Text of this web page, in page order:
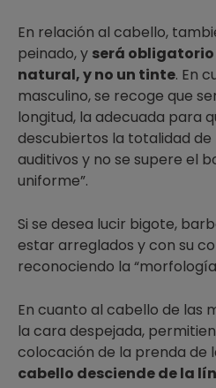
En relación al cabello,
peinado, y será obligatorio
natural, y no un tinte. En
masculino, se recoge que
longitud, la adecuada para
descubiertos la totalidad de
auditivos y no se supere el
uniforme”.
Si se desea lucir bigote,
estar arreglados y con su
reconociendo la
En cuanto al cabello de las
la cara despejada,
colocación de la prenda de
cabello desciende de la